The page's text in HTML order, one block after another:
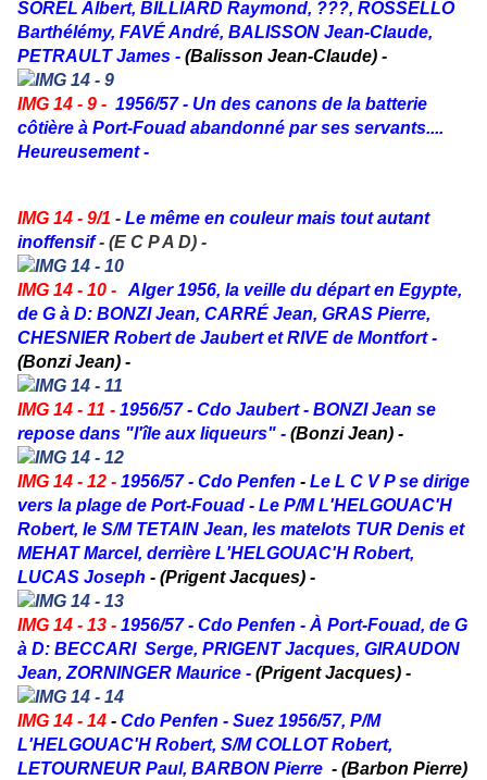
SOREL Albert, BILLIARD Raymond, ???, ROSSELLO
Barthélémy, FAVÉ André, BALISSON Jean-Claude,
PETRAULT James - (Balisson Jean-Claude) -
IMG 14 - 9 - 1956/57 - Un des canons de la batterie
côtière à Port-Fouad abandonné par ses servants....
Heureusement -
IMG 14 - 9/1 - Le même en couleur mais tout autant
inoffensif- (E C P A D) -
IMG 14 - 10 -
Alger 1956, la veille du départ en Egypte,
de G à D: BONZI Jean, CARRÉ Jean, GRAS Pierre,
CHESNIER Robert de Jaubert et RIVE de Montfort -
(Bonzi Jean) -
IMG 14 - 11 - 1956/57 - Cdo Jaubert - BONZI Jean se
repose dans "l'île aux liqueurs" - (Bonzi Jean) -
IMG 14 - 12 - 1956/57 - Cdo Penfen - Le L C V P se dirige
vers la plage de Port-Fouad - Le P/M L'HELGOUAC'H
Robert, le S/M TETAIN Jean, les matelots TUR Denis et
MEHAT Marcel, derrière L'HELGOUAC'H Robert,
LUCAS Joseph - (Prigent Jacques) -
IMG 14 - 13 - 1956/57 - Cdo Penfen - À Port-Fouad, de G
à D: BECCARI Serge, PRIGENT Jacques, GIRAUDON
Jean, ZORNINGER Maurice - (Prigent Jacques) -
IMG 14 - 14 - Cdo Penfen - Suez 1956/57, P/M
L'HELGOUAC'H Robert, S/M COLLOT Robert,
LETOURNEUR Paul, BARBON Pierre - (Barbon Pierre)